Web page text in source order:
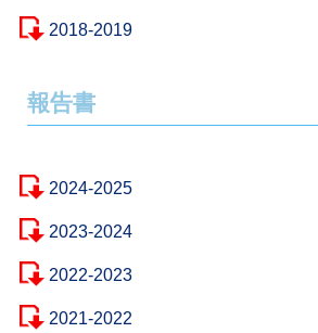
2018-2019
報告書
2024-2025
2023-2024
2022-2023
2021-2022